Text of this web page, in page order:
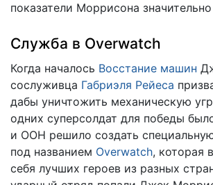
показатели Моррисона
Служба в Overwatch
Когда началось Восстание машин
сослуживца Габриэля Рейеса
дабы уничтожить механическую
одних суперсолдат для победы
и ООН решило создать
под названием Overwatch, которая
себя лучших героев из разных